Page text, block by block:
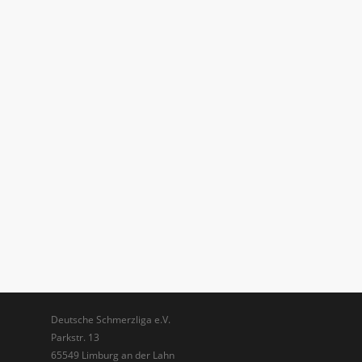
Deutsche Schmerzliga e.V.
Parkstr. 13
65549 Limburg an der Lahn